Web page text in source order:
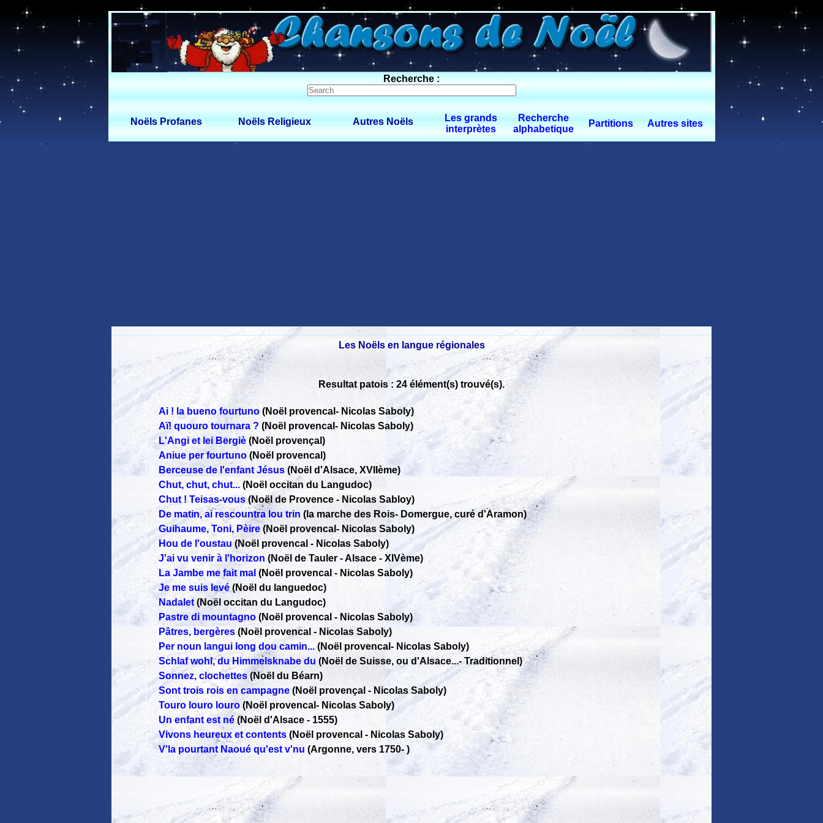
0 $limitbot 1 $limittot 2
Recherche :
Noëls Profanes Noëls Religieux Autres Noëls
Les grands
interprètes
Recherche
alphabetique
Partitions Autres sites
Les Noëls en langue régionales
Resultat patois : 24 élément(s) trouvé(s).
Ai ! la bueno fourtuno (Noël provencal - Nicolas Saboly)
Aï! quouro tournara ? (Noël provencal - Nicolas Saboly)
L'Angi et lei Bergiè (Noël provençal)
Aniue per fourtuno (Noël provencal)
Berceuse de l'enfant Jésus (Noël d'Alsace, XVIIème)
Chut, chut, chut... (Noël occitan du Langudoc)
Chut ! Teisas-vous (Noël de Provence - Nicolas Sabloy)
De matin, ai rescountra lou trin (la marche des Rois-Domergue, curé d'Aramon)
Guihaume, Toni, Pèire (Noël provencal - Nicolas Saboly)
Hou de l'oustau (Noël provencal - Nicolas Saboly)
J'ai vu venir à l'horizon (Noël de Tauler - Alsace - XIVème)
La Jambe me fait mal (Noël provencal - Nicolas Saboly)
Je me suis levé (Noël du languedoc)
Nadalet (Noël occitan du Langudoc)
Pastre di mountagno (Noël provencal -Nicolas Saboly)
Pâtres, bergères (Noël provencal - Nicolas Saboly)
Per noun langui long dou camin... (Noël provencal - Nicolas Saboly)
Schlaf wohl, du Himmelsknabe du (Noël de Suisse, ou d'Alsace...-Traditionnel)
Sonnez, clochettes (Noël du Béarn)
Sont trois rois en campagne (Noël provençal - Nicolas Saboly)
Touro louro louro (Noël provencal - Nicolas Saboly)
Un enfant est né (Noël d'Alsace - 1555)
Vivons heureux et contents (Noël provencal - Nicolas Saboly)
V'la pourtant Naoué qu'est v'nu (Argonne, vers 1750- )